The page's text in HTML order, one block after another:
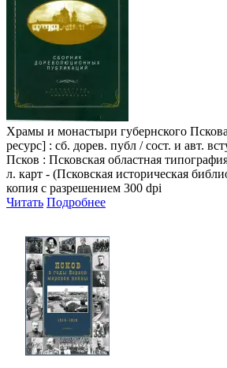
Храмы и монастыри губернского Пскова
ресурс] : сб. дорев. публ / сост. и авт.
Псков : Псковская областная
л. карт - (Псковская историческая
копия с разрешением 300 dpi
Читать Подробнее